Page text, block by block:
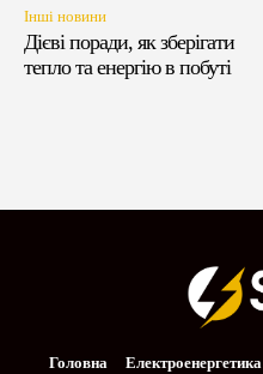
Інші новини
Дієві поради, як зберігати
тепло та енергію в побуті
Головна Електроенергетика